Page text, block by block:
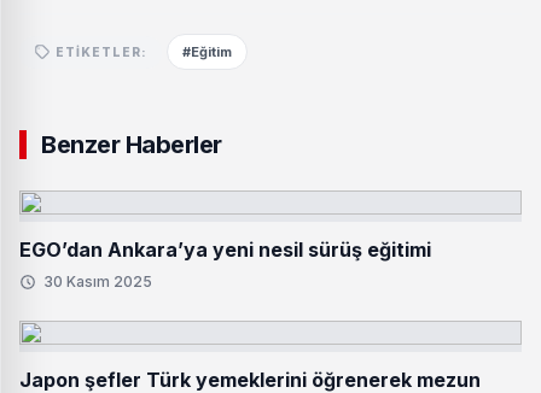
ETIKETLER: #Eğitim
Benzer Haberler
EGO’dan Ankara’ya yeni nesil sürüş eğitimi
30 Kasım 2025
Japon şefler Türk yemeklerini öğrenerek mezun